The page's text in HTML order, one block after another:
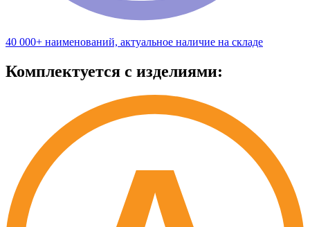
40 000+ наименований, актуальное наличие на складе
Комплектуется с изделиями: